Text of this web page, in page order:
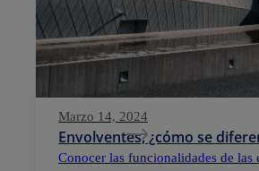
Marzo 14, 2024
Envolventes, ¿cómo se
Conocer las funcionalidades de las